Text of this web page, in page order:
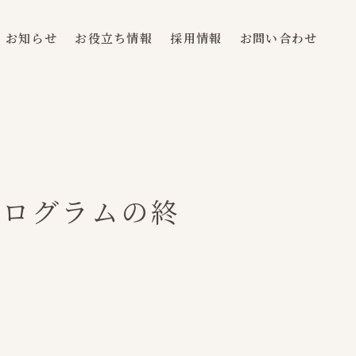
お知らせ お役立ち情報 採用情報 お問い合わせ
グラムの終